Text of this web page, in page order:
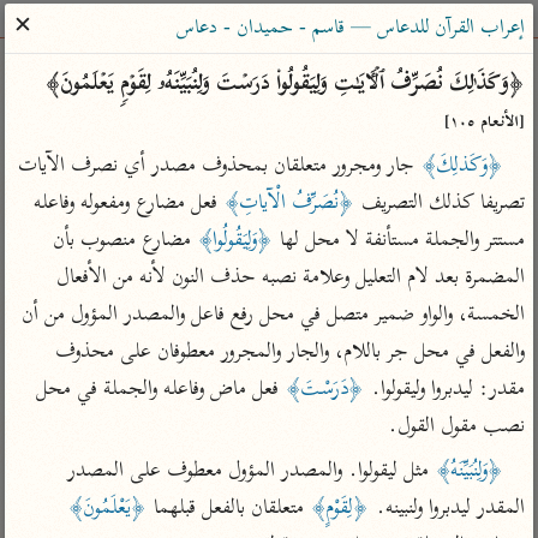
ساهم معنا في نشر القرآن والعلم الشرعي
الباحث القرآني
بحث مصاحف معاجم
Type 2 or more characters for results.
Type 1 or more
characters for results.
أمّهات
تفسير الطبري
تفسير ابن كثير
تفسير القرطبي
تفسير البغوي
عامّة
فتح البيان للقنوجي
فتح القدير للشوكاني
موسوعات
معاصرة
الميسر
المختصر في
التفسير
تفسير السعدي
أيسر التفاسير
إعراب القرآن للدعاس — قاسم - حميدان - دعاس
✕
﴿وَكَذَ ٰ⁠لِكَ نُصَرِّفُ ٱلۡـَٔایَـٰتِ وَلِیَقُولُوا۟ دَرَسۡتَ وَلِنُبَیِّنَهُۥ لِقَوۡمࣲ یَعۡلَمُونَ﴾
[الأنعام ١٠٥]
﴿وَكَذلِكَ﴾
تصريفا كذلك التصريف ﴿نُصَرِّفُ الْآياتِ﴾
مستتر والجملة مستأنفة لا محل لها ﴿وَلِيَقُولُوا﴾
مقدر: ليدبروا وليقولوا. ﴿دَرَسْتَ﴾
نصب مقول القول.
﴿وَلِنُبَيِّنَهُ﴾
مثل ليقولوا. والمصدر المؤول معطوف على المصدر
المقدر ليدبروا ولنبينه. ﴿لِقَوْمٍ﴾ متعلقان بالفعل قبلهما ﴿يَعْلَمُونَ﴾